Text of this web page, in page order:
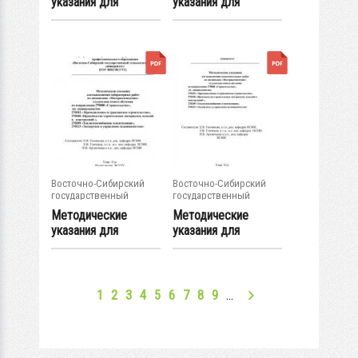
выполнения
выполнения
Восточно-Сибирский
государственный
университет...
Методические
указания для
выполнения
Восточно-Сибирский
государственный
университет...
Методические
указания для
выполнения...
1 2 3 4 5 6 7 8 9 …